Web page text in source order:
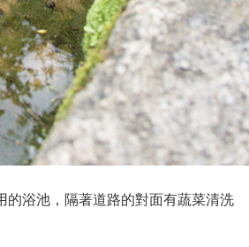
的浴池，隔著道路的對面有蔬菜清洗